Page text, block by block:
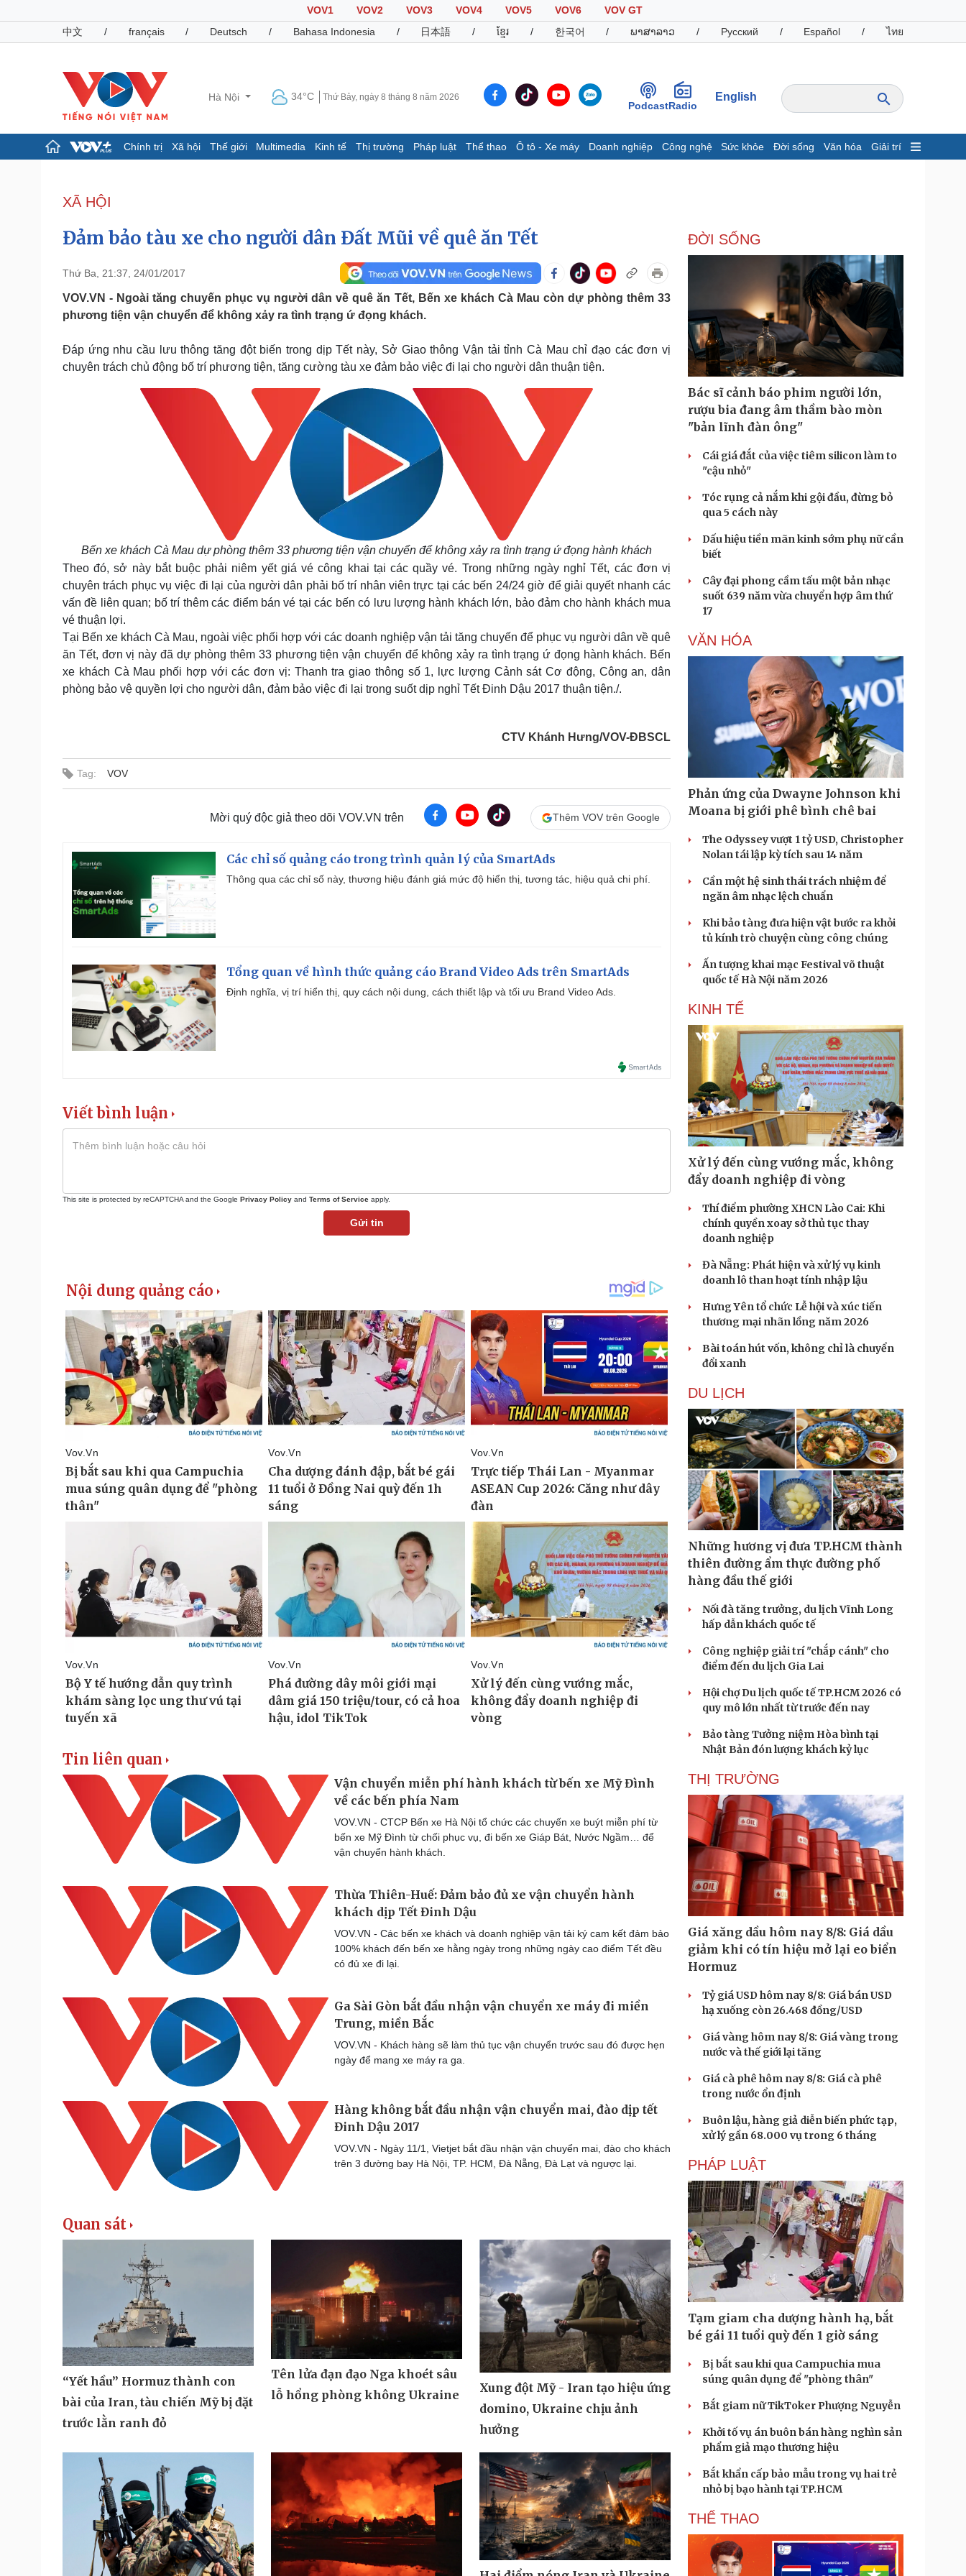
VOV1 VOV2 VOV3 VOV4 VOV5 VOV6
VOV GT
中文
/ français / Deutsch / Bahasa Indonesia / 日本語 / ខ្មែរ / 한국어 / ພາສາລາວ / Русский / Español / ไทย
Hà Nội 34°C Thứ Bảy, ngày 8 tháng 8 năm 2026
PodcastRadio
English
Chính trị Xã hội Thế giới Multimedia Kinh tế Thị trường Pháp luật Thể thao Ô tô - Xe máy Doanh nghiệp Công nghệ Sức khỏe Đời sống Văn hóa Giải trí
Đảng
Tổ chức nhân sự
Quốc hội
Nhận diện sự thật
Dấu ấn VOV
Hồ sơ
E-Magazine
Infographic
Giá cà phê
Pháp luật
Vụ án
Tư vấn luật
Quân sự - Quốc phòng
Vũ khí
Phân tích
Thể thao
Bóng đá
Thế giới thể thao
eSports
Ô tô - Xe máy
Tư vấn
Doanh nghiệp
Thông tin doanh nghiệp
Doanh nghiệp 24h
Doanh nhân
Vì cộng đồng
Công nghệ
Sành điệu
Tin Công nghệ
Trải nghiệm
Chuyển đổi số
Dinh dưỡng - món ngon
Đời sống
Nhà đẹp
Tình yêu - Gia đình
Sân khấu - Điện ảnh
Văn học
Âm nhạc
Nghệ sĩ
Thời trang
Sao Việt
Podcast
Đọc truyện đêm khuya
Cửa sổ tình yêu
Kể chuyện cho bé
Cải chính
XÃ HỘI
Đảm bảo tàu xe cho người dân Đất Mũi về quê ăn Tết
Thứ Ba, 21:37, 24/01/2017
VOV.VN - Ngoài tăng chuyến phục vụ người dân về quê ăn Tết, Bến xe khách Cà Mau còn dự phòng thêm 33
phương tiện vận chuyển để không xảy ra tình trạng ứ đọng khách.
Đáp ứng nhu cầu lưu thông tăng đột biến trong dịp Tết này, Sở Giao thông Vận tải tỉnh Cà Mau chỉ đạo các đơn vị
chuyên trách chủ động bố trí phương tiện, tăng cường tàu xe đảm bảo việc đi lại cho người dân thuận tiện.
Bến xe khách Cà Mau dự phòng thêm 33 phương tiện vận chuyển để không xảy ra tình trạng ứ đọng hành khách
Theo đó, sở này bắt buộc phải niêm yết giá vé công khai tại các quầy vé. Trong những ngày nghỉ Tết, các đơn vị
chuyên trách phục vụ việc đi lại của người dân phải bố trí nhân viên trực tại các bến 24/24 giờ để giải quyết nhanh các
vấn đề liên quan; bố trí thêm các điểm bán vé tại các bến có lưu lượng hành khách lớn, bảo đảm cho hành khách mua
vé thuận lợi.
Tại Bến xe khách Cà Mau, ngoài việc phối hợp với các doanh nghiệp vận tải tăng chuyến để phục vụ người dân về quê
ăn Tết, đơn vị này đã dự phòng thêm 33 phương tiện vận chuyển để không xảy ra tình trạng ứ đọng hành khách. Bến
xe khách Cà Mau phối hợp với các đơn vị: Thanh tra giao thông số 1, lực lượng Cảnh sát Cơ động, Công an, dân
phòng bảo vệ quyền lợi cho người dân, đảm bảo việc đi lại trong suốt dịp nghỉ Tết Đinh Dậu 2017 thuận tiện./.
CTV Khánh Hưng/VOV-ĐBSCL
Tag: VOV
Mời quý độc giả theo dõi VOV.VN trên Thêm VOV trên Google
Các chỉ số quảng cáo trong trình quản lý của SmartAds
Thông qua các chỉ số này, thương hiệu đánh giá mức độ hiển thị, tương tác, hiệu quả chi phí.
Tổng quan về hình thức quảng cáo Brand Video Ads trên SmartAds
Định nghĩa, vị trí hiển thị, quy cách nội dung, cách thiết lập và tối ưu Brand Video Ads.
Viết bình luận
This site is protected by reCAPTCHA and the Google Privacy Policy and Terms of Service apply.
Gửi tin
Tin liên quan
Vận chuyển miễn phí hành khách từ bến xe Mỹ Đình
về các bến phía Nam
VOV.VN - CTCP Bến xe Hà Nội tổ chức các chuyến xe buýt miễn phí từ
bến xe Mỹ Đình từ chối phục vụ, đi bến xe Giáp Bát, Nước Ngầm… để
vận chuyển hành khách.
Thừa Thiên-Huế: Đảm bảo đủ xe vận chuyển hành
khách dịp Tết Đinh Dậu
VOV.VN - Các bến xe khách và doanh nghiệp vận tải ký cam kết đảm bảo
100% khách đến bến xe hằng ngày trong những ngày cao điểm Tết đều
có đủ xe đi lại.
Ga Sài Gòn bắt đầu nhận vận chuyển xe máy đi miền
Trung, miền Bắc
VOV.VN - Khách hàng sẽ làm thủ tục vận chuyển trước sau đó được hẹn
ngày để mang xe máy ra ga.
Hàng không bắt đầu nhận vận chuyển mai, đào dịp tết
Đinh Dậu 2017 ​
VOV.VN - Ngày 11/1, Vietjet bắt đầu nhận vận chuyển mai, đào cho khách
trên 3 đường bay Hà Nội, TP. HCM, Đà Nẵng, Đà Lạt và ngược lại.
Quan sát
“Yết hầu” Hormuz thành con
bài của Iran, tàu chiến Mỹ bị đặt
trước lằn ranh đỏ
Tên lửa đạn đạo Nga khoét sâu
lỗ hổng phòng không Ukraine
Xung đột Mỹ - Iran tạo hiệu ứng
domino, Ukraine chịu ảnh
hưởng
ĐỜI SỐNG
Bác sĩ cảnh báo phim người lớn,
rượu bia đang âm thầm bào mòn
"bản lĩnh đàn ông"
Cái giá đắt của việc tiêm silicon làm to
"cậu nhỏ"
Tóc rụng cả nắm khi gội đầu, đừng bỏ
qua 5 cách này
Dấu hiệu tiền mãn kinh sớm phụ nữ cần
biết
Cây đại phong cầm tấu một bản nhạc
suốt 639 năm vừa chuyển hợp âm thứ
17
VĂN HÓA
Phản ứng của Dwayne Johnson khi
Moana bị giới phê bình chê bai
The Odyssey vượt 1 tỷ USD, Christopher
Nolan tái lập kỳ tích sau 14 năm
Cần một hệ sinh thái trách nhiệm để
ngăn âm nhạc lệch chuẩn
Khi bảo tàng đưa hiện vật bước ra khỏi
tủ kính trò chuyện cùng công chúng
Ấn tượng khai mạc Festival võ thuật
quốc tế Hà Nội năm 2026
KINH TẾ
Xử lý đến cùng vướng mắc, không
đẩy doanh nghiệp đi vòng
Thí điểm phường XHCN Lào Cai: Khi
chính quyền xoay sở thủ tục thay
doanh nghiệp
Đà Nẵng: Phát hiện và xử lý vụ kinh
doanh lô than hoạt tính nhập lậu
Hưng Yên tổ chức Lễ hội và xúc tiến
thương mại nhãn lồng năm 2026
Bài toán hút vốn, không chỉ là chuyển
đổi xanh
DU LỊCH
Những hương vị đưa TP.HCM thành
thiên đường ẩm thực đường phố
hàng đầu thế giới
Nối đà tăng trưởng, du lịch Vĩnh Long
hấp dẫn khách quốc tế
Công nghiệp giải trí "chắp cánh" cho
điểm đến du lịch Gia Lai
Hội chợ Du lịch quốc tế TP.HCM 2026 có
quy mô lớn nhất từ trước đến nay
Bảo tàng Tưởng niệm Hòa bình tại
Nhật Bản đón lượng khách kỷ lục
THỊ TRƯỜNG
Giá xăng dầu hôm nay 8/8: Giá dầu
giảm khi có tín hiệu mở lại eo biển
Hormuz
Tỷ giá USD hôm nay 8/8: Giá bán USD
hạ xuống còn 26.468 đồng/USD
Giá vàng hôm nay 8/8: Giá vàng trong
nước và thế giới lại tăng
Giá cà phê hôm nay 8/8: Giá cà phê
trong nước ổn định
Buôn lậu, hàng giả diễn biến phức tạp,
xử lý gần 68.000 vụ trong 6 tháng
PHÁP LUẬT
Tạm giam cha dượng hành hạ, bắt
bé gái 11 tuổi quỳ đến 1 giờ sáng
Bị bắt sau khi qua Campuchia mua
súng quân dụng để "phòng thân"
Bắt giam nữ TikToker Phượng Nguyễn
Khởi tố vụ án buôn bán hàng nghìn sản
phẩm giả mạo thương hiệu
Bắt khẩn cấp bảo mẫu trong vụ hai trẻ
nhỏ bị bạo hành tại TP.HCM
THỂ THAO